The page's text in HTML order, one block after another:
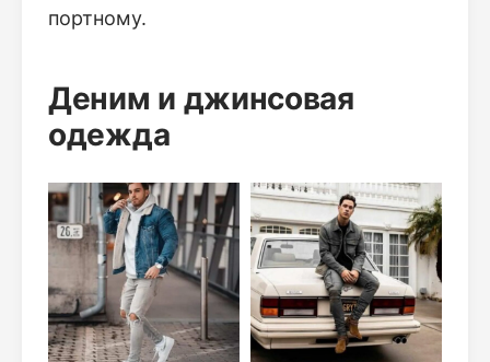
портному.
Деним и джинсовая
одежда